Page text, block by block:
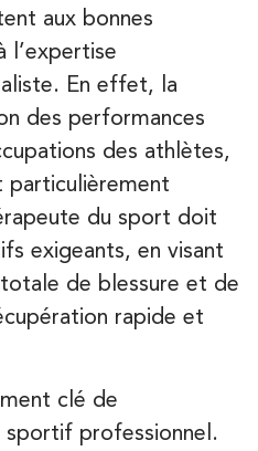
aux bonnes
l’expertise
En effet, la
des performances
des athlètes,
du sport doit
exigeants, en visant
de blessure et de
rapide et
clé de
sportif professionnel.
75008 Paris
Vanves
Vanves